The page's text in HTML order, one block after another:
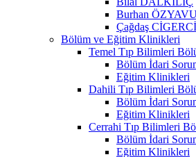
Burhan
Çağdaş CİGERCİ
Bölüm ve Eğitim Klinikleri
Temel Tıp Bilimleri
Bölüm İdari
Eğitim Klinikleri
Dahili Tıp Bilimleri
Bölüm İdari
Eğitim Klinikleri
Cerrahi Tıp Bilimleri
Bölüm İdari
Eğitim Klinikleri